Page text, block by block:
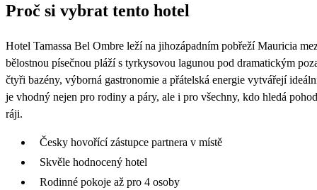
59 609 48 309
47 769
Proč si vybrat tento hotel
Hotel Tamassa Bel Ombre leží na jihozápadním pobřeží Mauricia
bělostnou písečnou pláží s tyrkysovou lagunou pod dramatickým
čtyři bazény, výborná gastronomie a přátelská energie vytvářejí
je vhodný nejen pro rodiny a páry, ale i pro všechny, kdo hledá
ráji.
Česky hovořící zástupce partnera v místě
Skvěle hodnocený hotel
Rodinné pokoje až pro 4 osoby